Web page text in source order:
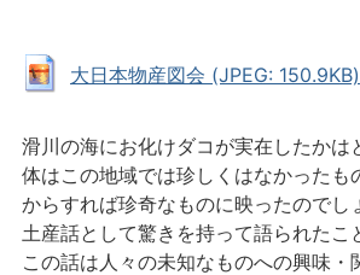
大日本物産図会 (JPEG: 150.9KB)
滑川の海にお化けダコが実在したか
体はこの地域では珍しくはなかったも
からすれば珍奇なものに映ったのでし
土産話として驚きを持って語られた
この話は人々の未知なものへの興味